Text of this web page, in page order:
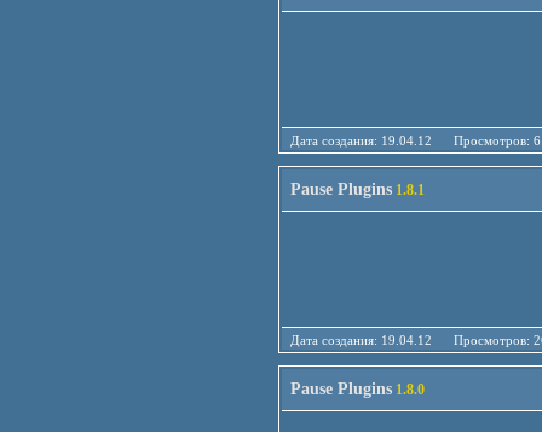
Дата создания: 19.04.12
Pause Plugins 1.8.1
Дата создания: 19.04.12
Pause Plugins 1.8.0